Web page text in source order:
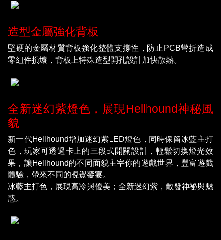
造型金屬強化背板
堅硬的金屬材質背板強化整體支撐性，防止PCB彎折造成
零組件損壞，背板上特殊造型開孔設計加快散熱。
全新迷幻紫燈色，展現Hellhound神秘風
貌
新一代Hellhound增加迷幻紫LED燈色，同時保留冰藍主打
色，玩家可透過卡上的三段式開關設計，輕鬆切換燈光效
果，讓Hellhound的不同面貌主宰你的遊戲世界，豐富遊戲
體驗，帶來不同的視覺饗宴。
冰藍主打色，展現高冷與優美；全新迷幻紫，散發神祕與魅
惑。